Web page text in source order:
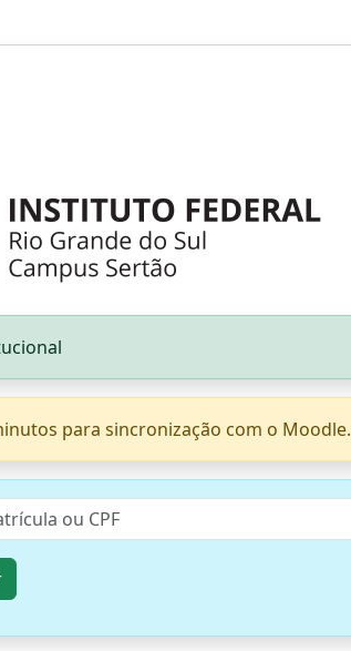
para sincronização com o Moodle.